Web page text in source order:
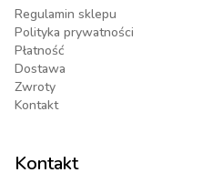
Regulamin sklepu
Polityka prywatności
Płatność
Dostawa
Zwroty
Kontakt
Kontakt